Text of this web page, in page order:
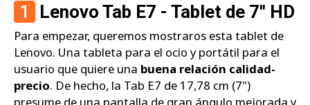
1 Lenovo Tab E7 - Tablet de 7" HD
Para empezar, queremos mostraros esta tablet de
Lenovo. Una tableta para el ocio y portátil para el
usuario que quiere una buena relación calidad-
precio. De hecho, la Tab E7 de 17,78 cm (7")